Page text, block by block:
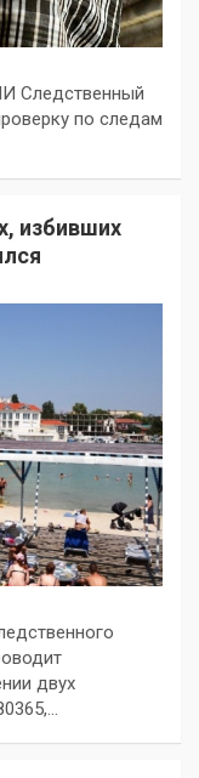
Следственный
по следам
избивших
двух